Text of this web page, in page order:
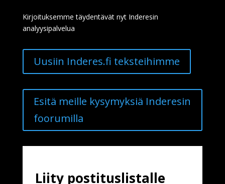
Kirjoituksemme täydentävät nyt Inderesin
analyysipalvelua
Uusiin Inderes.fi teksteihimme
Esitä meille kysymyksiä Inderesin
foorumilla
Liity postituslistalle